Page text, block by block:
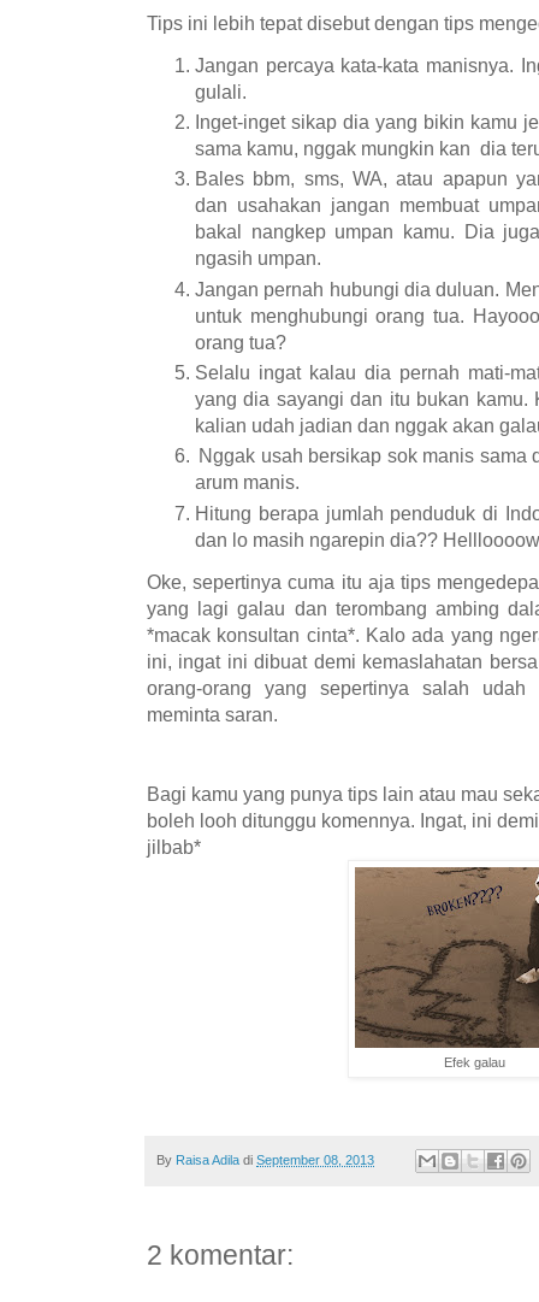
Tips ini lebih tepat disebut dengan tips
Jangan percaya kata-kata manisnya.
gulali.
Inget-inget sikap dia yang bikin kamu
sama kamu, nggak mungkin kan dia
Bales bbm, sms, WA, atau apapun
dan usahakan jangan membuat
bakal nangkep umpan kamu. Dia
ngasih umpan.
Jangan pernah hubungi dia duluan.
untuk menghubungi orang tua.
orang tua?
Selalu ingat kalau dia pernah mati-
yang dia sayangi dan itu bukan kamu.
kalian udah jadian dan nggak akan
Nggak usah bersikap sok manis sama
arum manis.
Hitung berapa jumlah penduduk di
dan lo masih ngarepin dia??
Oke, sepertinya cuma itu aja tips
yang lagi galau dan terombang ambing
*macak konsultan cinta*. Kalo ada yang
ini, ingat ini dibuat demi kemaslahatan
orang-orang yang sepertinya salah
meminta saran.
Bagi kamu yang punya tips lain atau mau
boleh looh ditunggu komennya. Ingat, ini
jilbab*
Efek galau
By Raisa Adila di September 08, 2013
2 komentar: